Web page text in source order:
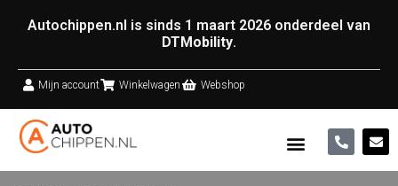
Autochippen.nl is sinds 1 maart 2026 onderdeel van
DTMobility.
Mijn account Winkelwagen Webshop